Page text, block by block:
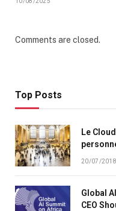
Comments are closed.
Top Posts
Le
20/07/2018
Global
CEO